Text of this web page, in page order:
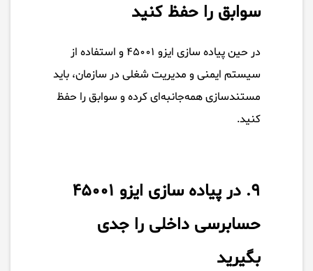
سوابق را حفظ کنید
در حین پیاده سازی ایزو ۴۵۰۰۱ و استفاده از
سیستم ایمنی و مدیریت شغلی در سازمان، باید
مستندسازی همه‌جانبه‌ای کرده و سوابق را حفظ
کنید.
۹. در پیاده سازی ایزو ۴۵۰۰۱
حسابرسی داخلی را جدی
بگیرید